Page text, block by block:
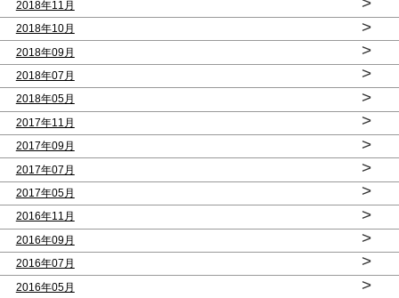
2018年11月
2018年10月 >
2018年09月 >
2018年07月 >
2018年05月 >
2017年11月 >
2017年09月 >
2017年07月 >
2017年05月 >
2016年11月 >
2016年09月 >
2016年07月 >
2016年05月 >